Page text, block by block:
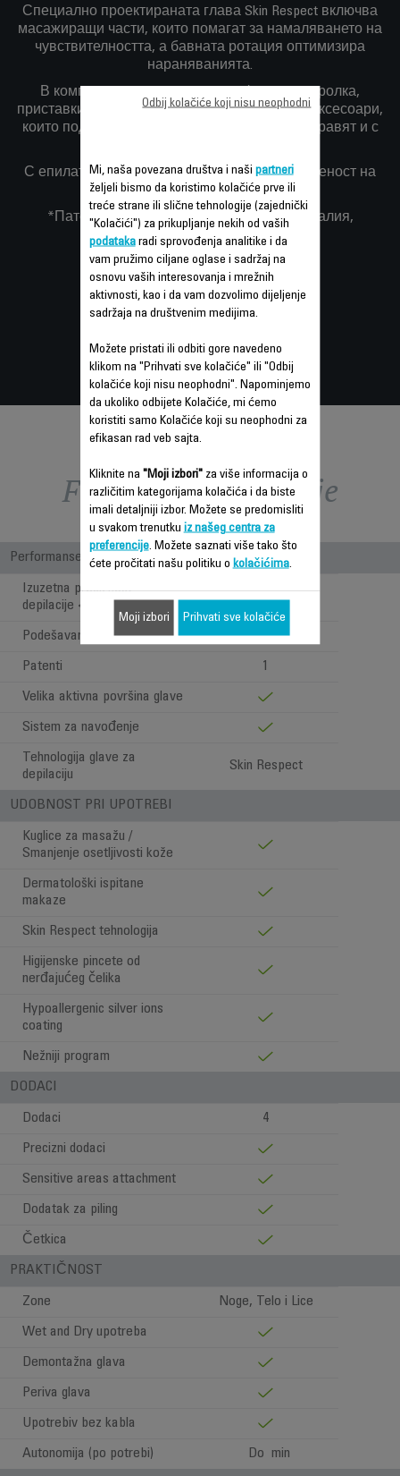
Специално проектираната глава Skin Respect включва
масажиращи части, които помагат за намаляването на
чувствителността, а бавната ротация оптимизира
нараняванията.
В комплекта са включени - ексфолираща ролка,
приставки за чувствителни зони и прецизни аксесоари,
които подхождат на вашата кожа за да се справят и с
С епилатор Aquasoft се наслаждавате с увереност на
перфектна и красива кожа.
*Патент за Франция, Бегия, Испания, Италия,
Португалия, Турция
Funkcije – poređenje
Performanse
Izuzetna preciznost
depilacije <0,5MM
Podešavanje brzina 2
Patenti 1
Velika aktivna površina glave
Sistem za navođenje
Tehnologija glave za
depilaciju
Skin Respect
UDOBNOST PRI UPOTREBI
Kuglice za masažu /
Smanjenje osetljivosti kože
Dermatološki ispitane
makaze
Skin Respect tehnologija
Higijenske pincete od
nerđajućeg čelika
Hypoallergenic silver ions
coating
Nežniji program
DODACI
Dodaci 4
Precizni dodaci
Sensitive areas attachment
Dodatak za piling
Četkica
PRAKTIČNOST
Zone Noge, Telo i Lice
Wet and Dry upotreba
Demontažna glava
Periva glava
Upotrebiv bez kabla
Autonomija (po potrebi) Do min
Mi, naša povezana društva i naši partneri
željeli bismo da koristimo kolačiće prve ili
treće strane ili slične tehnologije (zajednički
"Kolačići") za prikupljanje nekih od vaših
podatakaradi sprovođenja analitike i da
vam pružimo ciljane oglase i sadržaj na
osnovu vaših interesovanja i mrežnih
aktivnosti, kao i da vam dozvolimo dijeljenje
sadržaja na društvenim medijima.
Možete pristati ili odbiti gore navedeno
klikom na "Prihvati sve kolačiće" ili "Odbij
kolačiće koji nisu neophodni". Napominjemo
da ukoliko odbijete Kolačiće, mi ćemo
koristiti samo Kolačiće koji su neophodni za
efikasan rad veb sajta.
Kliknite na "Moji izbori"za više informacija o
različitim kategorijama kolačića i da biste
imali detaljniji izbor. Možete se predomisliti
u svakom trenutku iz našeg centra za
preferencije. Možete saznati više tako što
ćete pročitati našu politiku o kolačićima.
Odbij kolačiće koji nisu neophodni
Moji izbori Prihvati sve kolačiće